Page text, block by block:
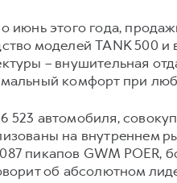
июнь этого года,
моделей TANK 500
– внушительная
комфорт при
523 автомобиля,
на внутреннем
пикапов GWM POER,
об абсолютном